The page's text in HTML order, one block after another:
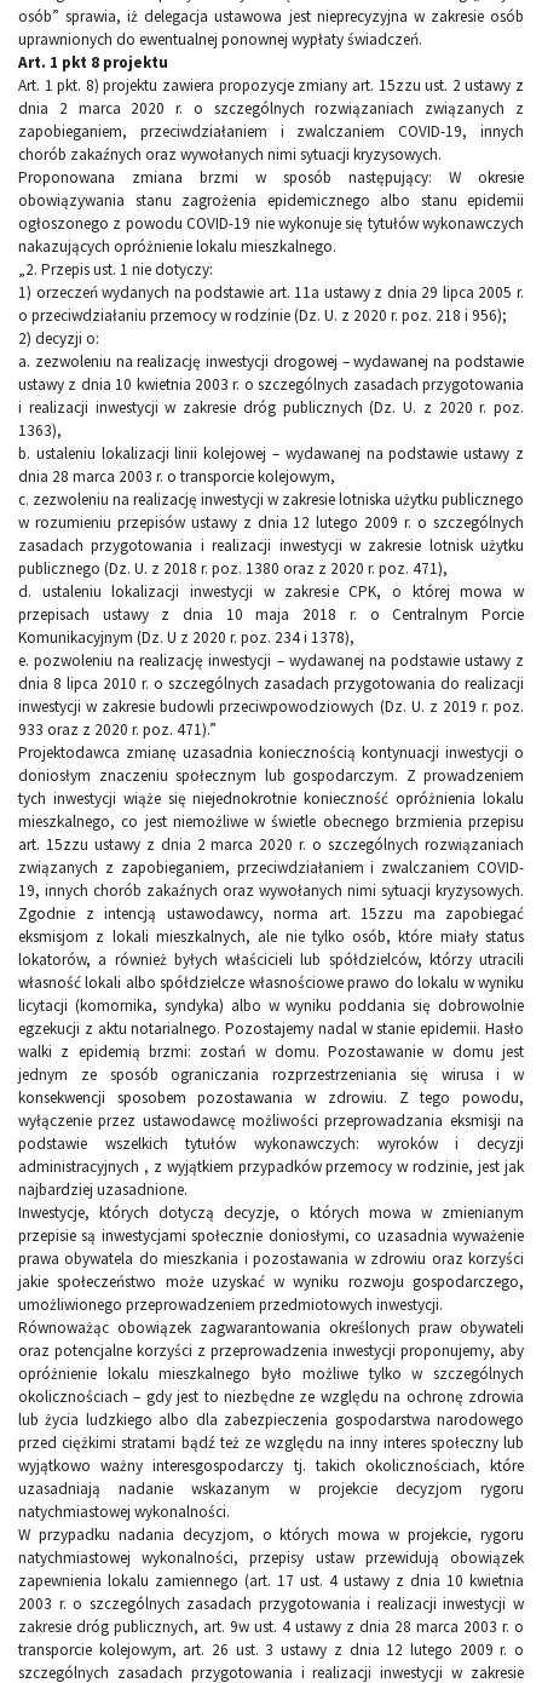
osób” sprawia, iż delegacja ustawowa jest nieprecyzyjna w zakresie osób
uprawnionych do ewentualnej ponownej wypłaty świadczeń.
Art. 1 pkt 8 projektu
Art. 1 pkt. 8) projektu zawiera propozycje zmiany art. 15zzu ust. 2 ustawy z
dnia 2 marca 2020 r. o szczególnych rozwiązaniach związanych z
zapobieganiem, przeciwdziałaniem i zwalczaniem COVID-19, innych
chorób zakaźnych oraz wywołanych nimi sytuacji kryzysowych.
Proponowana zmiana brzmi w sposób następujący: W okresie
obowiązywania stanu zagrożenia epidemicznego albo stanu epidemii
ogłoszonego z powodu COVID-19 nie wykonuje się tytułów wykonawczych
nakazujących opróżnienie lokalu mieszkalnego.
„2. Przepis ust. 1 nie dotyczy:
1) orzeczeń wydanych na podstawie art. 11a ustawy z dnia 29 lipca 2005 r.
o przeciwdziałaniu przemocy w rodzinie (Dz. U. z 2020 r. poz. 218 i 956);
2) decyzji o:
a. zezwoleniu na realizację inwestycji drogowej – wydawanej na podstawie
ustawy z dnia 10 kwietnia 2003 r. o szczególnych zasadach przygotowania
i realizacji inwestycji w zakresie dróg publicznych (Dz. U. z 2020 r. poz.
1363),
b. ustaleniu lokalizacji linii kolejowej – wydawanej na podstawie ustawy z
dnia 28 marca 2003 r. o transporcie kolejowym,
c. zezwoleniu na realizację inwestycji w zakresie lotniska użytku publicznego
w rozumieniu przepisów ustawy z dnia 12 lutego 2009 r. o szczególnych
zasadach przygotowania i realizacji inwestycji w zakresie lotnisk użytku
publicznego (Dz. U. z 2018 r. poz. 1380 oraz z 2020 r. poz. 471),
d. ustaleniu lokalizacji inwestycji w zakresie CPK, o której mowa w
przepisach ustawy z dnia 10 maja 2018 r. o Centralnym Porcie
Komunikacyjnym (Dz. U z 2020 r. poz. 234 i 1378),
e. pozwoleniu na realizację inwestycji – wydawanej na podstawie ustawy z
dnia 8 lipca 2010 r. o szczególnych zasadach przygotowania do realizacji
inwestycji w zakresie budowli przeciwpowodziowych (Dz. U. z 2019 r. poz.
933 oraz z 2020 r. poz. 471).”
Projektodawca zmianę uzasadnia koniecznością kontynuacji inwestycji o
doniosłym znaczeniu społecznym lub gospodarczym. Z prowadzeniem
tych inwestycji wiąże się niejednokrotnie konieczność opróżnienia lokalu
mieszkalnego, co jest niemożliwe w świetle obecnego brzmienia przepisu
art. 15zzu ustawy z dnia 2 marca 2020 r. o szczególnych rozwiązaniach
związanych z zapobieganiem, przeciwdziałaniem i zwalczaniem COVID-
19, innych chorób zakaźnych oraz wywołanych nimi sytuacji kryzysowych.
Zgodnie z intencją ustawodawcy, norma art. 15zzu ma zapobiegać
eksmisjom z lokali mieszkalnych, ale nie tylko osób, które miały status
lokatorów, a również byłych właścicieli lub spółdzielców, którzy utracili
własność lokali albo spółdzielcze własnościowe prawo do lokalu w wyniku
licytacji (komornika, syndyka) albo w wyniku poddania się dobrowolnie
egzekucji z aktu notarialnego. Pozostajemy nadal w stanie epidemii. Hasło
walki z epidemią brzmi: zostań w domu. Pozostawanie w domu jest
jednym ze sposób ograniczania rozprzestrzeniania się wirusa i w
konsekwencji sposobem pozostawania w zdrowiu. Z tego powodu,
wyłączenie przez ustawodawcę możliwości przeprowadzania eksmisji na
podstawie wszelkich tytułów wykonawczych: wyroków i decyzji
administracyjnych , z wyjątkiem przypadków przemocy w rodzinie, jest jak
najbardziej uzasadnione.
Inwestycje, których dotyczą decyzje, o których mowa w zmienianym
przepisie są inwestycjami społecznie doniosłymi, co uzasadnia wyważenie
prawa obywatela do mieszkania i pozostawania w zdrowiu oraz korzyści
jakie społeczeństwo może uzyskać w wyniku rozwoju gospodarczego,
umożliwionego przeprowadzeniem przedmiotowych inwestycji.
Równoważąc obowiązek zagwarantowania określonych praw obywateli
oraz potencjalne korzyści z przeprowadzenia inwestycji proponujemy, aby
opróżnienie lokalu mieszkalnego było możliwe tylko w szczególnych
okolicznościach – gdy jest to niezbędne ze względu na ochronę zdrowia
lub życia ludzkiego albo dla zabezpieczenia gospodarstwa narodowego
przed ciężkimi stratami bądź też ze względu na inny interes społeczny lub
wyjątkowo ważny interesgospodarczy tj. takich okolicznościach, które
uzasadniają nadanie wskazanym w projekcie decyzjom rygoru
natychmiastowej wykonalności.
W przypadku nadania decyzjom, o których mowa w projekcie, rygoru
natychmiastowej wykonalności, przepisy ustaw przewidują obowiązek
zapewnienia lokalu zamiennego (art. 17 ust. 4 ustawy z dnia 10 kwietnia
2003 r. o szczególnych zasadach przygotowania i realizacji inwestycji w
zakresie dróg publicznych, art. 9w ust. 4 ustawy z dnia 28 marca 2003 r. o
transporcie kolejowym, art. 26 ust. 3 ustawy z dnia 12 lutego 2009 r. o
szczególnych zasadach przygotowania i realizacji inwestycji w zakresie